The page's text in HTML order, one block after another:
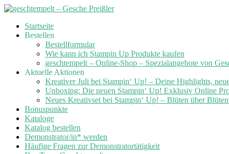
Skip
Startseite
Bestellen
Bestellformular
Wie kann ich Stampin Up Produkte kaufen
geschtempelt – Online-Shop – Spezialangebote von
Aktuelle Aktionen
Kreativer Juli bei Stampin‘ Up! – Deine Highlights,
Unboxing: Die neuen Stampin‘ Up! Exklusiv Online
Neues Kreativset bei Stampin‘ Up! – Blüten über
Bonuspunkte
Kataloge
Katalog bestellen
Demonstrator/in* werden
Häufige Fragen zur Demonstratortätigkeit